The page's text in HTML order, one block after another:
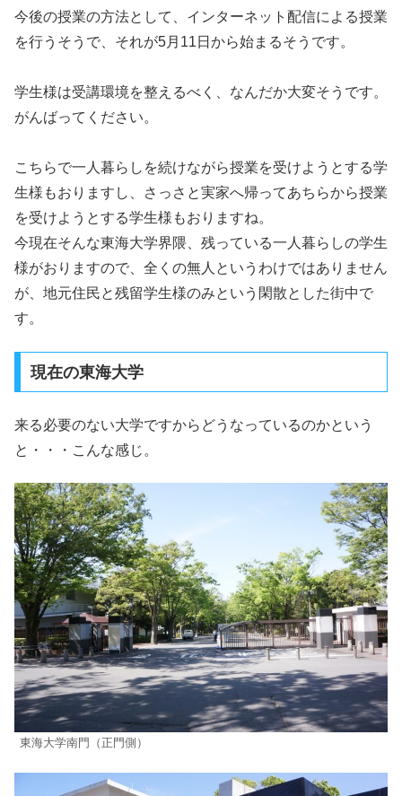
今後の授業の方法として、インターネット配信による授業
を行うそうで、それが5月11日から始まるそうです。
学生様は受講環境を整えるべく、なんだか大変そうです。
がんばってください。
こちらで一人暮らしを続けながら授業を受けようとする学
生様もおりますし、さっさと実家へ帰ってあちらから授業
を受けようとする学生様もおりますね。
今現在そんな東海大学界隈、残っている一人暮らしの学生
様がおりますので、全くの無人というわけではありません
が、地元住民と残留学生様のみという閑散とした街中で
す。
現在の東海大学
来る必要のない大学ですからどうなっているのかという
と・・・こんな感じ。
東海大学南門（正門側）